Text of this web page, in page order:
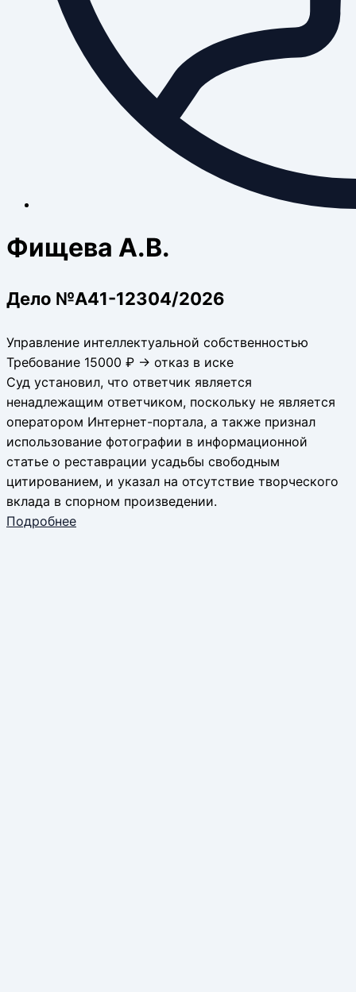
Фищева А.В.
Дело №А41-12304/2026
Управление интеллектуальной собственностью
Требование 15000 ₽ → отказ в иске
Суд установил, что ответчик является
ненадлежащим ответчиком, поскольку не является
оператором Интернет-портала, а также признал
использование фотографии в информационной
статье о реставрации усадьбы свободным
цитированием, и указал на отсутствие творческого
вклада в спорном произведении.
Подробнее